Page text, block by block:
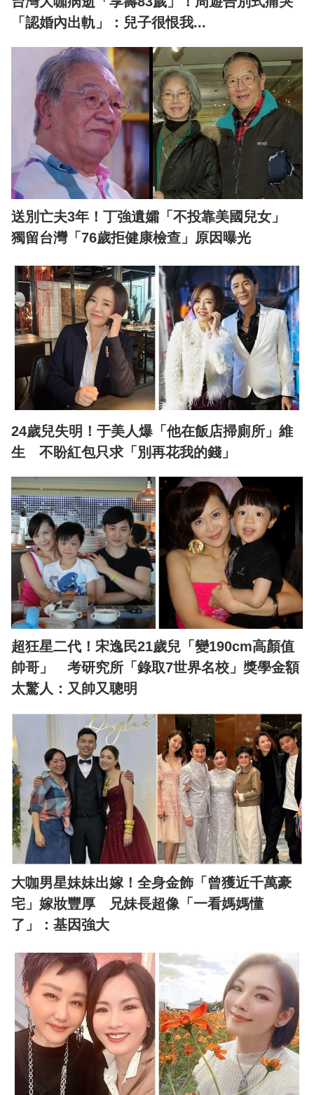
「認婚內出軌」：兒子很恨我...
送別亡夫3年！丁強遺孀「不投靠美國兒女」
獨留台灣「76歲拒健康檢查」原因曝光
24歲兒失明！于美人爆「他在飯店掃廁所」維
生 不盼紅包只求「別再花我的錢」
超狂星二代！宋逸民21歲兒「變190cm高顏值
帥哥」 考研究所「錄取7世界名校」獎學金額
太驚人：又帥又聰明
大咖男星妹妹出嫁！全身金飾「曾獲近千萬豪
宅」嫁妝豐厚 兄妹長超像「一看媽媽懂
了」：基因強大